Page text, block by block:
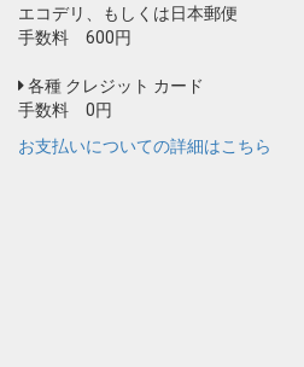
エコデリ、もしくは日本郵便
手数料 600円
各種 クレジット カード
手数料 0円
お支払いについての詳細はこちら